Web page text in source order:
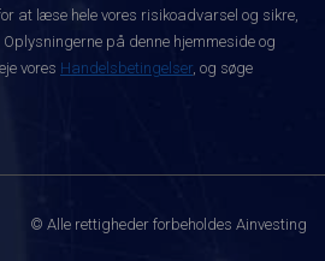
at læse hele vores risikoadvarsel og sikre,
på denne hjemmeside og
vores Handelsbetingelser, og søge
© Alle rettigheder forbeholdes Ainvesting